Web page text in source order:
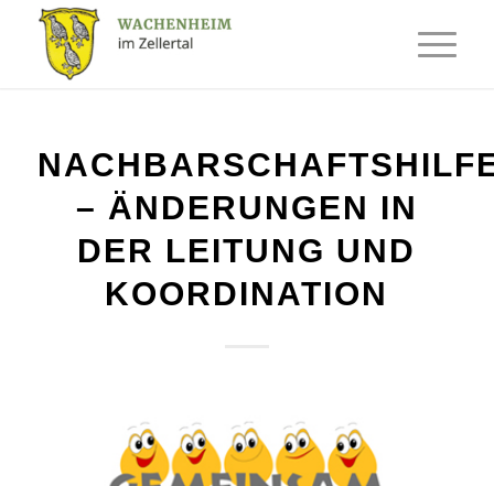
– ÄNDERUNGEN IN
DER LEITUNG UND
KOORDINATION